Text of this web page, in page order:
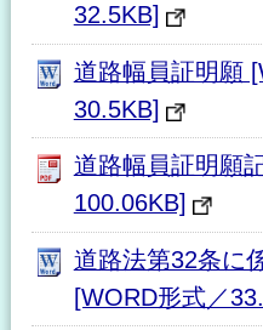
32.5KB]
道路幅員証明願
30.5KB]
道路幅員証明願
100.06KB]
道路法第32条に
[WORD形式／